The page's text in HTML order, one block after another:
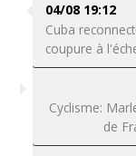
04/08 19:12
Cuba
coupure à
Cyclisme:
de